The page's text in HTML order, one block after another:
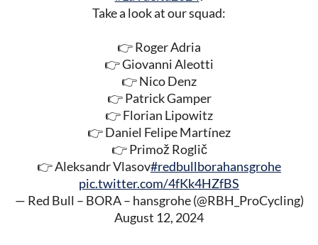
Take a look at our squad:
👉 Roger Adria
👉 Giovanni Aleotti
👉 Nico Denz
👉 Patrick Gamper
👉 Florian Lipowitz
👉 Daniel Felipe Martínez
👉 Primož Roglič
👉 Aleksandr Vlasov#redbullborahansgrohe
pic.twitter.com/4fKk4HZfBS
— Red Bull – BORA – hansgrohe (@RBH_ProCycling)
August 12, 2024